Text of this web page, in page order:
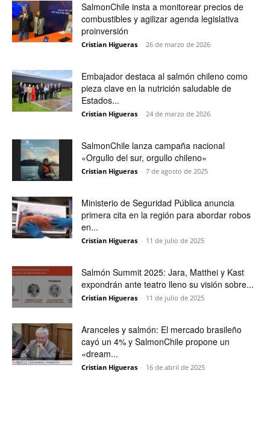
SalmonChile insta a monitorear precios de
combustibles y agilizar agenda legislativa
proinversión
Cristian Higueras - 26 de marzo de 2026
Embajador destaca al salmón chileno como
pieza clave en la nutrición saludable de
Estados...
Cristian Higueras - 24 de marzo de 2026
SalmonChile lanza campaña nacional
«Orgullo del sur, orgullo chileno»
Cristian Higueras - 7 de agosto de 2025
Ministerio de Seguridad Pública anuncia
primera cita en la región para abordar robos
en...
Cristian Higueras - 11 de julio de 2025
Salmón Summit 2025: Jara, Matthei y Kast
expondrán ante teatro lleno su visión sobre...
Cristian Higueras - 11 de julio de 2025
Aranceles y salmón: El mercado brasileño
cayó un 4% y SalmonChile propone un
«dream...
Cristian Higueras - 16 de abril de 2025